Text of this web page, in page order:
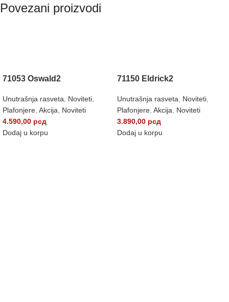
Povezani proizvodi
71053 Oswald2
Unutrašnja rasveta, Noviteti,
Plafonjere, Akcija, Noviteti
4.590,00 рсд
Dodaj u korpu
71150 Eldrick2
Unutrašnja rasveta, Noviteti,
Plafonjere, Akcija, Noviteti
3.890,00 рсд
Dodaj u korpu